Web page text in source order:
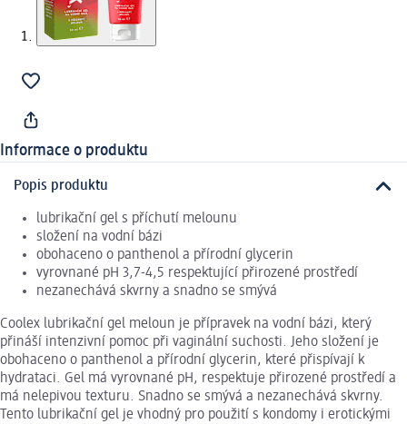
Informace o produktu
Popis produktu
lubrikační gel s příchutí melounu
složení na vodní bázi
obohaceno o panthenol a přírodní glycerin
vyrovnané pH 3,7-4,5 respektující přirozené prostředí
nezanechává skvrny a snadno se smývá
Coolex lubrikační gel meloun je přípravek na vodní bázi, který
přináší intenzivní pomoc při vaginální suchosti. Jeho složení je
obohaceno o panthenol a přírodní glycerin, které přispívají k
hydrataci. Gel má vyrovnané pH, respektuje přirozené prostředí a
má nelepivou texturu. Snadno se smývá a nezanechává skvrny.
Tento lubrikační gel je vhodný pro použití s kondomy i erotickými